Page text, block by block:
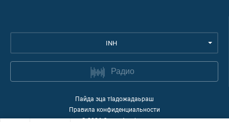
INH
Радио
Пайда эца тIадожадаьраш
Правила конфиденциальности
©2026Quran Academy